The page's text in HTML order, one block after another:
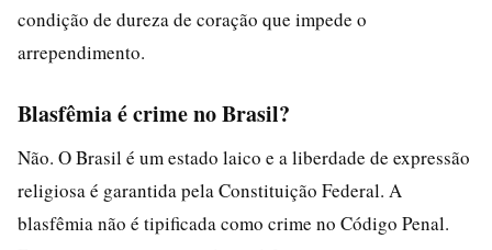
condição de dureza de coração que impede o
arrependimento.
Blasfêmia é crime no Brasil?
Não. O Brasil é um estado laico e a liberdade de expressão
religiosa é garantida pela Constituição Federal. A
blasfêmia não é tipificada como crime no Código Penal.